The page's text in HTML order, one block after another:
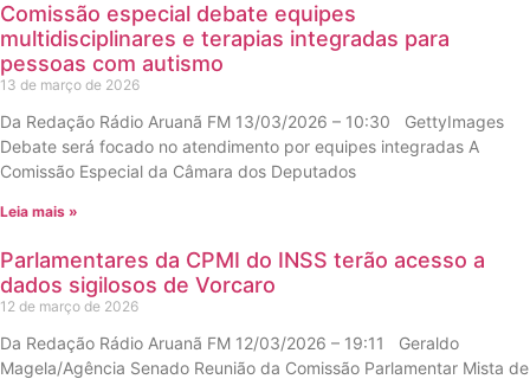
Comissão especial debate equipes
multidisciplinares e terapias integradas para
pessoas com autismo
13 de março de 2026
Da Redação Rádio Aruanã FM 13/03/2026 – 10:30 GettyImages
Debate será focado no atendimento por equipes integradas A
Comissão Especial da Câmara dos Deputados
Leia mais »
Parlamentares da CPMI do INSS terão acesso a
dados sigilosos de Vorcaro
12 de março de 2026
Da Redação Rádio Aruanã FM 12/03/2026 – 19:11 Geraldo
Magela/Agência Senado Reunião da Comissão Parlamentar Mista de